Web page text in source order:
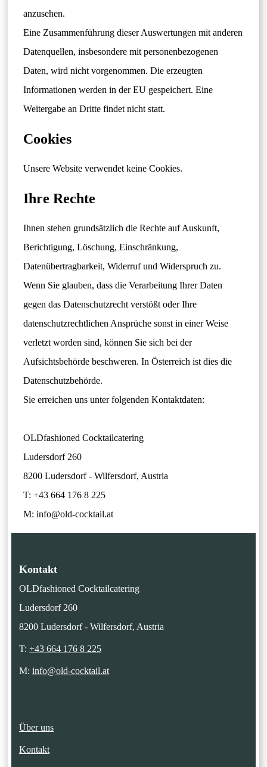
anzusehen.
Eine Zusammenführung dieser Auswertungen mit anderen
Datenquellen, insbesondere mit personenbezogenen
Daten, wird nicht vorgenommen. Die erzeugten
Informationen werden in der EU gespeichert. Eine
Weitergabe an Dritte findet nicht statt.
Cookies
Unsere Website verwendet keine Cookies.
Ihre Rechte
Ihnen stehen grundsätzlich die Rechte auf Auskunft,
Berichtigung, Löschung, Einschränkung,
Datenübertragbarkeit, Widerruf und Widerspruch zu.
Wenn Sie glauben, dass die Verarbeitung Ihrer Daten
gegen das Datenschutzrecht verstößt oder Ihre
datenschutzrechtlichen Ansprüche sonst in einer Weise
verletzt worden sind, können Sie sich bei der
Aufsichtsbehörde beschweren. In Österreich ist dies die
Datenschutzbehörde.
Sie erreichen uns unter folgenden Kontaktdaten:
OLDfashioned Cocktailcatering
Ludersdorf 260
8200 Ludersdorf - Wilfersdorf, Austria
T: +43 664 176 8 225
M: info@old-cocktail.at
Kontakt
OLDfashioned Cocktailcatering
Ludersdorf 260
8200 Ludersdorf - Wilfersdorf, Austria
T: +43 664 176 8 225
M: info@old-cocktail.at
Über uns
Kontakt